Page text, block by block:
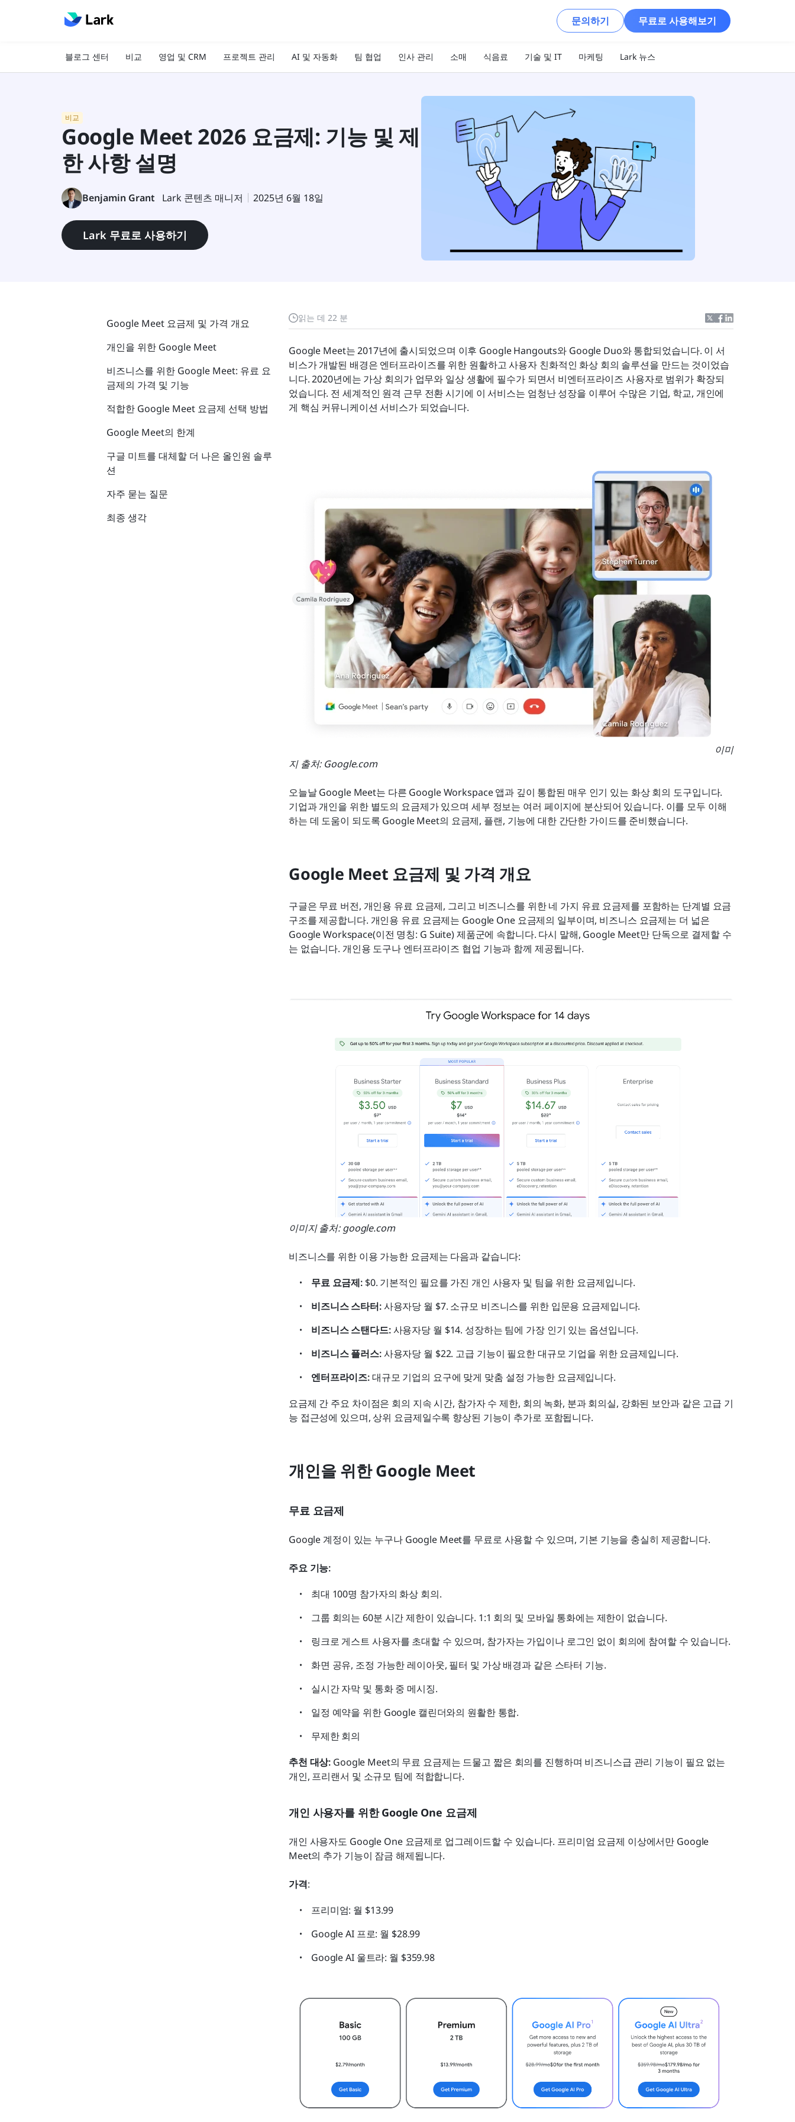
문의하기 무료로 사용해보기
블로그 센터 비교 영업 및 CRM 프로젝트 관리 AI 및 자동화 팀 협업 인사 관리 소매 식음료 기술 및 IT 마케팅 Lark 뉴스
비교
Google Meet 2026 요금제: 기능 및 제
한 사항 설명
Benjamin Grant Lark 콘텐츠 매니저 2025년 6월 18일
Lark 무료로 사용하기
읽는 데 22 분
Google Meet는 2017년에 출시되었으며 이후 Google Hangouts와 Google Duo와 통합되었습니다. 이 서
비스가 개발된 배경은 엔터프라이즈를 위한 원활하고 사용자 친화적인 화상 회의 솔루션을 만드는 것이었습
니다. 2020년에는 가상 회의가 업무와 일상 생활에 필수가 되면서 비엔터프라이즈 사용자로 범위가 확장되
었습니다. 전 세계적인 원격 근무 전환 시기에 이 서비스는 엄청난 성장을 이루어 수많은 기업, 학교, 개인에
게 핵심 커뮤니케이션 서비스가 되었습니다.
이미
지 출처: Google.com
오늘날 Google Meet는 다른 Google Workspace 앱과 깊이 통합된 매우 인기 있는 화상 회의 도구입니다.
기업과 개인을 위한 별도의 요금제가 있으며 세부 정보는 여러 페이지에 분산되어 있습니다. 이를 모두 이해
하는 데 도움이 되도록 Google Meet의 요금제, 플랜, 기능에 대한 간단한 가이드를 준비했습니다.
Google Meet 요금제 및 가격 개요
구글은 무료 버전, 개인용 유료 요금제, 그리고 비즈니스를 위한 네 가지 유료 요금제를 포함하는 단계별 요금
구조를 제공합니다. 개인용 유료 요금제는 Google One 요금제의 일부이며, 비즈니스 요금제는 더 넓은
Google Workspace(이전 명칭: G Suite) 제품군에 속합니다. 다시 말해, Google Meet만 단독으로 결제할 수
는 없습니다. 개인용 도구나 엔터프라이즈 협업 기능과 함께 제공됩니다.
이미지 출처: google.com
비즈니스를 위한 이용 가능한 요금제는 다음과 같습니다:
무료 요금제: $0. 기본적인 필요를 가진 개인 사용자 및 팀을 위한 요금제입니다.
비즈니스 스타터: 사용자당 월 $7. 소규모 비즈니스를 위한 입문용 요금제입니다.
비즈니스 스탠다드: 사용자당 월 $14. 성장하는 팀에 가장 인기 있는 옵션입니다.
비즈니스 플러스: 사용자당 월 $22. 고급 기능이 필요한 대규모 기업을 위한 요금제입니다.
엔터프라이즈: 대규모 기업의 요구에 맞게 맞춤 설정 가능한 요금제입니다.
요금제 간 주요 차이점은 회의 지속 시간, 참가자 수 제한, 회의 녹화, 분과 회의실, 강화된 보안과 같은 고급 기
능 접근성에 있으며, 상위 요금제일수록 향상된 기능이 추가로 포함됩니다.
개인을 위한 Google Meet
무료 요금제
Google 계정이 있는 누구나 Google Meet를 무료로 사용할 수 있으며, 기본 기능을 충실히 제공합니다.
주요 기능:
최대 100명 참가자의 화상 회의.
그룹 회의는 60분 시간 제한이 있습니다. 1:1 회의 및 모바일 통화에는 제한이 없습니다.
링크로 게스트 사용자를 초대할 수 있으며, 참가자는 가입이나 로그인 없이 회의에 참여할 수 있습니다.
화면 공유, 조정 가능한 레이아웃, 필터 및 가상 배경과 같은 스타터 기능.
실시간 자막 및 통화 중 메시징.
일정 예약을 위한 Google 캘린더와의 원활한 통합.
무제한 회의
추천 대상: Google Meet의 무료 요금제는 드물고 짧은 회의를 진행하며 비즈니스급 관리 기능이 필요 없는
개인, 프리랜서 및 소규모 팀에 적합합니다.
개인 사용자를 위한 Google One 요금제
개인 사용자도 Google One 요금제로 업그레이드할 수 있습니다. 프리미엄 요금제 이상에서만 Google
Meet의 추가 기능이 잠금 해제됩니다.
가격:
프리미엄: 월 $13.99
Google AI 프로: 월 $28.99
Google AI 울트라: 월 $359.98
Google Meet 요금제 및 가격 개요
개인을 위한 Google Meet
비즈니스를 위한 Google Meet: 유료 요
금제의 가격 및 기능
적합한 Google Meet 요금제 선택 방법
Google Meet의 한계
구글 미트를 대체할 더 나은 올인원 솔루
션
자주 묻는 질문
최종 생각